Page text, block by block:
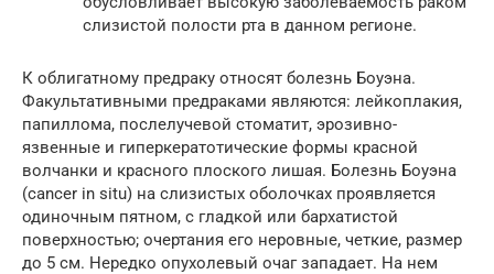
слизистой полости рта в данном регионе.
К облигатному предраку относят болезнь Боуэна.
Факультативными предраками являются: лейкоплакия,
папиллома, послелучевой стоматит, эрозивно-
язвенные и гиперкератотические формы красной
волчанки и красного плоского лишая. Болезнь Боуэна
(cancer in situ) на слизистых оболочках проявляется
одиночным пятном, с гладкой или бархатистой
поверхностью; очертания его неровные, четкие, размер
до 5 см. Нередко опухолевый очаг западает. На нем